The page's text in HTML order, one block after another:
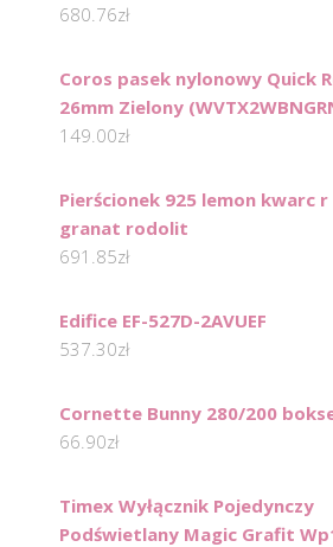
680.76zł
Coros pasek nylonowy Quick
26mm Zielony
149.00zł
Pierścionek 925 lemon kwarc r
granat rodolit
691.85zł
Edifice EF-527D-2AVUEF
537.30zł
Cornette Bunny 280/200
66.90zł
Timex Wyłącznik Pojedynczy
Podświetlany Magic Grafit